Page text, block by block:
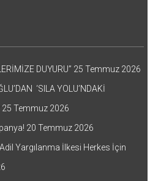
DUYURU” 25 Temmuz 2026
‘SILA YOLU’NDAKİ
25 Temmuz 2026
20 Temmuz 2026
Yargılanma İlkesi Herkes İçin